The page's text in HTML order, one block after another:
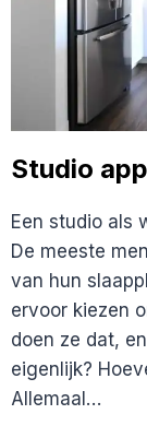
Studio
Een studio als
De meeste
van hun
ervoor kiezen
doen ze dat,
eigenlijk?
Allemaal…